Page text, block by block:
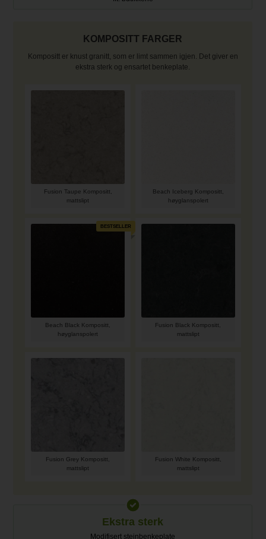
KOMPOSITT FARGER
Kompositt er knust granitt, som er limt sammen igjen. Det giver en
ekstra sterk og ensartet benkeplate.
Fusion Taupe Kompositt,
mattslipt
Beach Iceberg Kompositt,
høyglanspolert
Beach Black Kompositt,
høyglanspolert
BESTSELLER
Fusion Black Kompositt,
mattslipt
Fusion Grey Kompositt,
mattslipt
Fusion White Kompositt,
mattslipt
Ekstra sterk
Modifisert steinbenkeplate